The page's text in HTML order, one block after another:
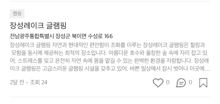
을
가
려
보
세
요.
는
크
기,
무
게,
웃
도
어
의
경
이
라
고
해
야
하
으며 깊은 숙면을 취할 수 있는 기회를 제공합니다.  이곳은 자연과의 완벽한 조화를 이루며,
다채로운 야외 활동을 제공합니다. 특히 어린이들은 안전하게 놀 수 있는 놀이시설이 마련
되어 있어 부모님들과 함께 즐거운 시간을 보낼 수 있습니다. 주변의 다양한 관광지와 먹거
리를 탐험하는 재미도 포레스트 창평의 매력 중 하나입니다.  또한, 캠핑장을 방문한 후 지속
적으로 재방문하는 이들이 많아 인기가 날로 상승하고 있습니다. 포레스트 창평은 단순한 캠
핑 그 이상을 제공하며, 자연을 사랑하는 모든 이들에게 꼭 한번 경험해봐야 할 장소로 자리
잡았습니다.  인기 정도: ★★★★★
캠핑
장성레이크 글램핑
전남광주통합특별시 장성군 북이면 수성로 166
장성레이크 글램핑 자연과 현대적인 편안함이 조화를 이루는 장성레이크 글램핑은 힐링과
모험을 동시에 제공하는 최적의 장소입니다. 아름다운 호수와 울창한 숲 속에 자리 잡고 있
어, 스트레스를 잊고 온전히 자연 속에 몸을 맡길 수 있는 완벽한 환경을 자랑합니다. 장성레
이크 글램핑은 고급스러운 글램핑 시설을 갖추고 있어, 바쁜 일상에서 잠시 벗어나 이곳에
오면 사치스러운 휴식이 가능해집니다. 독립된 텐트에서 제공되는 특별한 불멍 공간은 소중
한 사람과 함께 따뜻한 이야기를 나눌 수 있는 소중한 시간을 만들어 줍니다. 또한, 주변의 자
2달 전 조회 24 0 0